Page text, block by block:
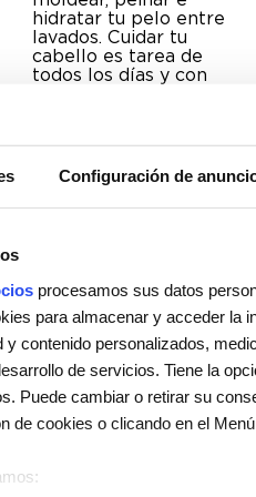
Configuración de
procesamos sus datos
para almacenar y acceder la
y contenido personalizados,
de servicios. Tiene la
Puede cambiar o retirar su
de cookies o clicando en el
hidratar tu pelo entre
lavados. Cuidar tu
cabello es tarea de
todos los días y con
más completo.
La aplicación de la
línea YOUNG.AGAIN
redensificación más
rápida del pelo
dañado. ¡Consigue
una melena larga y
joven con
KEVIN.MURPHY!